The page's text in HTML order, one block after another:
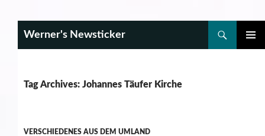
Werner's Newsticker
Tag Archives: Johannes Täufer Kirche
VERSCHIEDENES AUS DEM UMLAND